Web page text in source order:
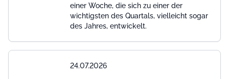
einer Woche, die sich zu einer der
wichtigsten des Quartals, vielleicht sogar
des Jahres, entwickelt.
24.07.2026